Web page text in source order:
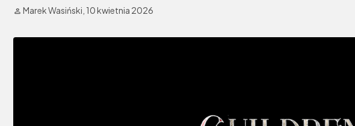
Marek Wasiński, 10 kwietnia 2026